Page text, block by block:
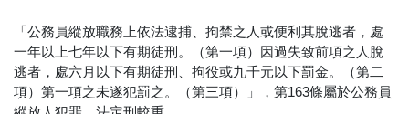
「公務員縱放職務上依法逮捕、拘禁之人或便利其脫逃者，處
一年以上七年以下有期徒刑。（第一項）因過失致前項之人脫
逃者，處六月以下有期徒刑、拘役或九千元以下罰金。（第二
項）第一項之未遂犯罰之。（第三項）」，第163條屬於公務員